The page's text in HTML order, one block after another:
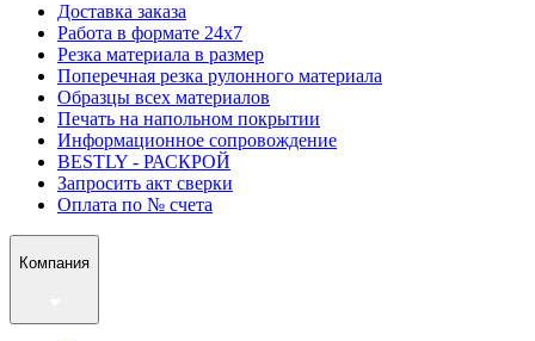
Доставка заказа
Работа в формате 24х7
Резка материала в размер
Поперечная резка рулонного материала
Образцы всех материалов
Печать на напольном покрытии
Информационное сопровождение
BESTLY - РАСКРОЙ
Запросить акт сверки
Оплата по № счета
Компания